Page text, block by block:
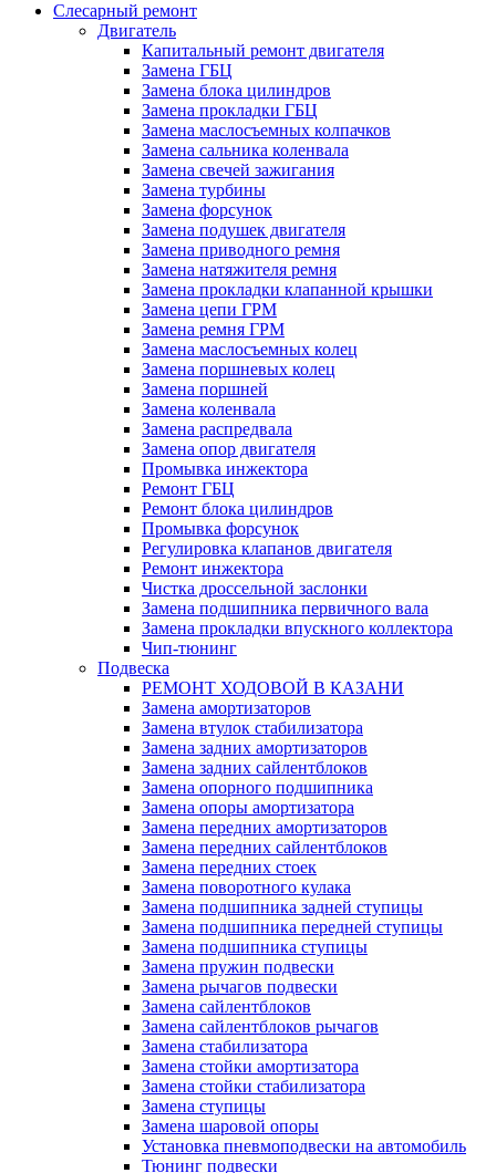
Слесарный ремонт
Двигатель
Капитальный ремонт двигателя
Замена ГБЦ
Замена блока цилиндров
Замена прокладки ГБЦ
Замена маслосъемных колпачков
Замена сальника коленвала
Замена свечей зажигания
Замена турбины
Замена форсунок
Замена подушек двигателя
Замена приводного ремня
Замена натяжителя ремня
Замена прокладки клапанной крышки
Замена цепи ГРМ
Замена ремня ГРМ
Замена маслосъемных колец
Замена поршневых колец
Замена поршней
Замена коленвала
Замена распредвала
Замена опор двигателя
Промывка инжектора
Ремонт ГБЦ
Ремонт блока цилиндров
Промывка форсунок
Регулировка клапанов двигателя
Ремонт инжектора
Чистка дроссельной заслонки
Замена подшипника первичного вала
Замена прокладки впускного коллектора
Чип-тюнинг
Подвеска
РЕМОНТ ХОДОВОЙ В КАЗАНИ
Замена амортизаторов
Замена втулок стабилизатора
Замена задних амортизаторов
Замена задних сайлентблоков
Замена опорного подшипника
Замена опоры амортизатора
Замена передних амортизаторов
Замена передних сайлентблоков
Замена передних стоек
Замена поворотного кулака
Замена подшипника задней ступицы
Замена подшипника передней ступицы
Замена подшипника ступицы
Замена пружин подвески
Замена рычагов подвески
Замена сайлентблоков
Замена сайлентблоков рычагов
Замена стабилизатора
Замена стойки амортизатора
Замена стойки стабилизатора
Замена ступицы
Замена шаровой опоры
Установка пневмоподвески на автомобиль
Тюнинг подвески